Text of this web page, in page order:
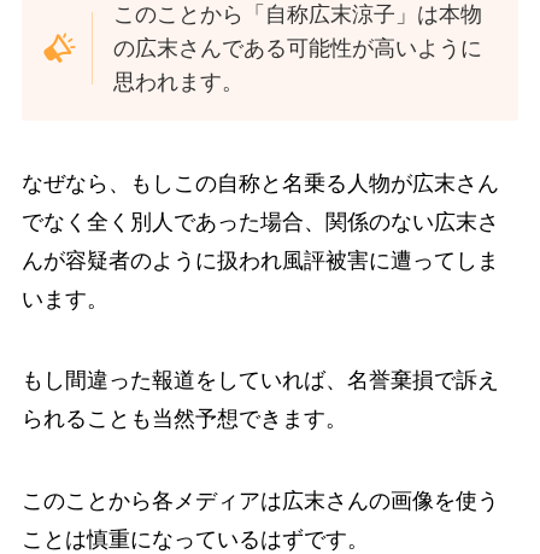
このことから「自称広末涼子」は本物
の広末さんである可能性が高いように
思われます。
なぜなら、もしこの自称と名乗る人物が広末さん
でなく全く別人であった場合、関係のない広末さ
んが容疑者のように扱われ風評被害に遭ってしま
います。
もし間違った報道をしていれば、名誉棄損で訴え
られることも当然予想できます。
このことから各メディアは広末さんの画像を使う
ことは慎重になっているはずです。